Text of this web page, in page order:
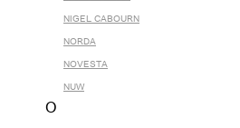
NIGEL CABOURN
NORDA
NOVESTA
NUW
O